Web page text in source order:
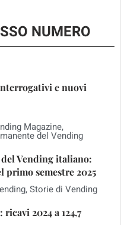
NUMERO
e nuovi
Magazine,
del Vending
Vending italiano:
primo semestre 2025
,Storie di Vending
2024 a 124,7